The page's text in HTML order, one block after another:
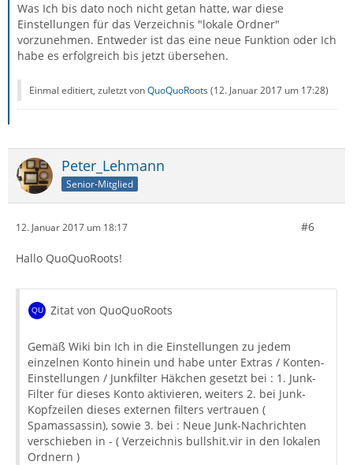
Was Ich bis dato noch nicht getan hatte, war diese
Einstellungen für das Verzeichnis "lokale Ordner"
vorzunehmen. Entweder ist das eine neue Funktion oder Ich
habe es erfolgreich bis jetzt übersehen.
Einmal editiert, zuletzt vonQuoQuoRoots(12. Januar 2017 um 17:28)
Peter_Lehmann
Senior-Mitglied
12. Januar 2017 um 18:17 #6
Hallo QuoQuoRoots!
Zitat von QuoQuoRoots
Gemäß Wiki bin Ich in die Einstellungen zu jedem
einzelnen Konto hinein und habe unter Extras / Konten-
Einstellungen / Junkfilter Häkchen gesetzt bei : 1. Junk-
Filter für dieses Konto aktivieren, weiters 2. bei Junk-
Kopfzeilen dieses externen filters vertrauen (
Spamassassin), sowie 3. bei : Neue Junk-Nachrichten
verschieben in - ( Verzeichnis bullshit.vir in den lokalen
Ordnern )